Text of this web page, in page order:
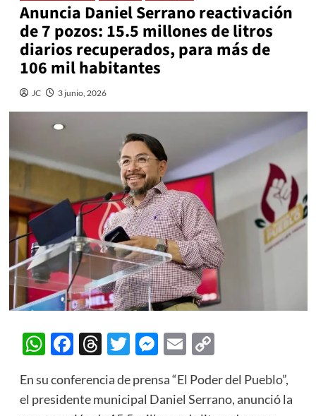
Anuncia Daniel Serrano reactivación
de 7 pozos: 15.5 millones de litros
diarios recuperados, para más de
106 mil habitantes
JC 3 junio, 2026
WhatsApp
Facebook
Threads
Twitter
Messenger
EmailCopy
En su conferencia de prensa “El Poder del Pueblo”,
el presidente municipal Daniel Serrano, anunció la